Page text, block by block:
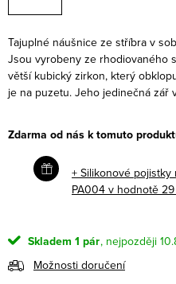
Tajuplné náušnice ze stříbra v
Jsou vyrobeny ze rhodiovaného
větší kubický zirkon, který
je na puzetu. Jeho jedinečná zář
Zdarma od nás k tomuto
+ Silikonové
PA004 v hodnotě
Skladem 1 pár
Možnosti doručení